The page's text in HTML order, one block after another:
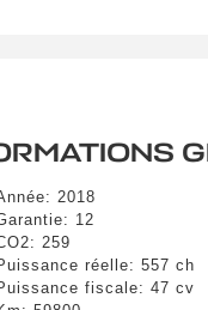
2018
12
259
réelle: 557 ch
fiscale: 47 cv